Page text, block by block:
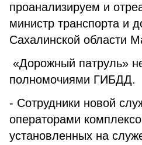
проанализируем и
министр транспорта и
Сахалинской области
«Дорожный патруль»
полномочиями ГИБДД.
- Сотрудники новой
операторами
установленных на